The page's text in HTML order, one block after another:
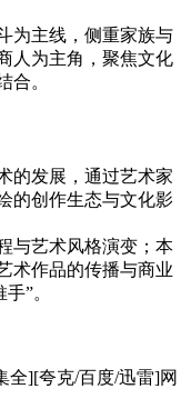
为主线，侧重家族与
人为主角，聚焦文化
合。
的发展，通过艺术家
的创作生态与文化影
与艺术风格演变；本
术作品的传播与商业
”。
全][夸克/百度/迅雷]网